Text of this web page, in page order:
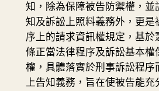
知，除為保障被告防禦權，並
知及訴訟上照料義務外，更是
序上的請求資訊權規定，基於
條正當法律程序及訴訟基本權
權，具體落實於刑事訴訟程序
上告知義務，旨在使被告能充